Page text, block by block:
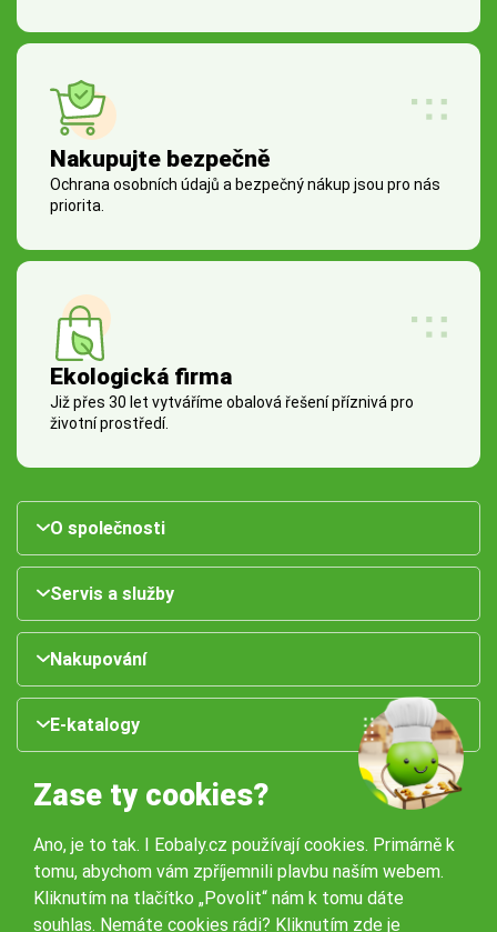
Nakupujte bezpečně
Ochrana osobních údajů a bezpečný nákup jsou pro nás
priorita.
Ekologická firma
Již přes 30 let vytváříme obalová řešení příznivá pro
životní prostředí.
O společnosti
Servis a služby
Nakupování
E-katalogy
Naše pobočky:
Zase ty cookies?
Ano, je to tak. I Eobaly.cz používají cookies. Primárně k
tomu, abychom vám zpříjemnili plavbu naším webem.
Kliknutím na tlačítko „Povolit“ nám k tomu dáte
souhlas. Nemáte cookies rádi? Kliknutím zde je